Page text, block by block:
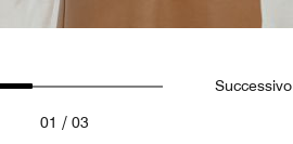
Successivo
01 / 03